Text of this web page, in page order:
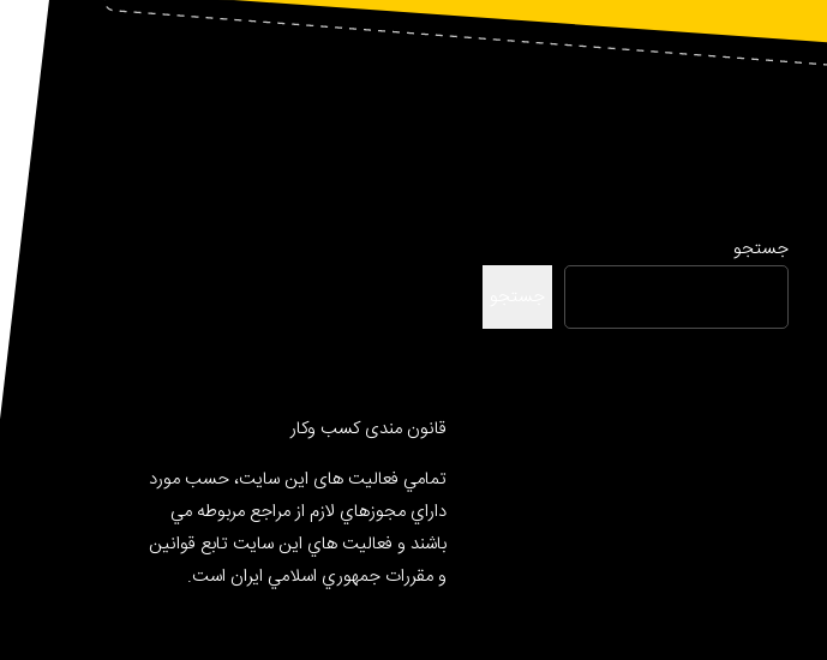
جستجو
قانون مندی کسب وکار
تمامي فعالیت های این سایت، حسب مورد
داراي مجوزهاي لازم از مراجع مربوطه مي
باشند و فعاليت هاي اين سايت تابع قوانين
و مقررات جمهوري اسلامي ايران است.